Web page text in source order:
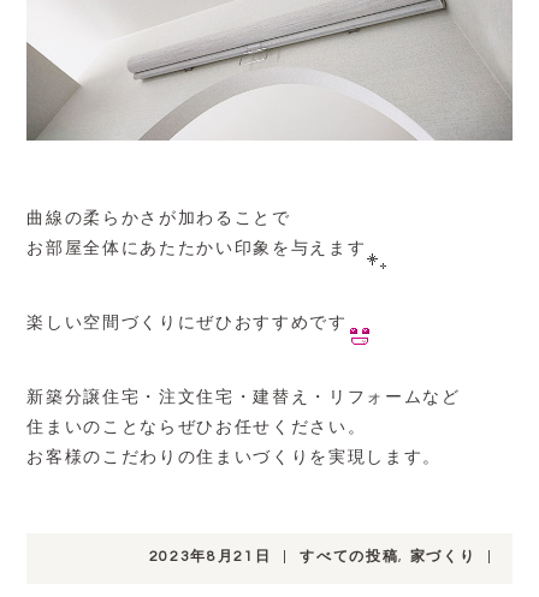
曲線の柔らかさが加わることで
お部屋全体にあたたかい印象を与えます
楽しい空間づくりにぜひおすすめです
新築分譲住宅・注文住宅・建替え・リフォームなど
住まいのことならぜひお任せください。
お客様のこだわりの住まいづくりを実現します。
2023年8月21日 すべての投稿, 家づくり